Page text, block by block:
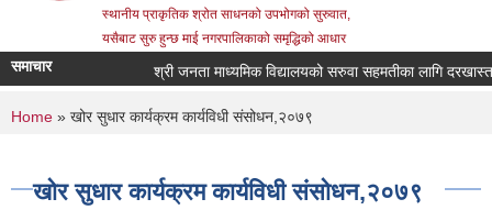
स्थानीय प्राकृतिक श्रोत साधनको उपभोगको सुरुवात,
यसैबाट सुरु हुन्छ माई नगरपालिकाको समृद्धिको आधार
समाचार श्री जनता माध्यमिक विद्यालयको सरुवा सहमतीका लागि दरखास्त
You are here
Home » खोर सुधार कार्यक्रम कार्यविधी संसोधन,२०७९
खोर सुधार कार्यक्रम कार्यविधी संसोधन,२०७९